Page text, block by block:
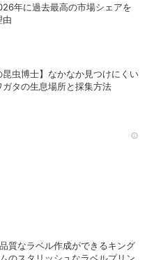
年に過去最⾼の市場シェアを
由
昆虫博士】なかなか見つけにくい
ガタの生息場所と採集方法
質なラベル作成ができるキング
のスタリッシュなラベルプリン